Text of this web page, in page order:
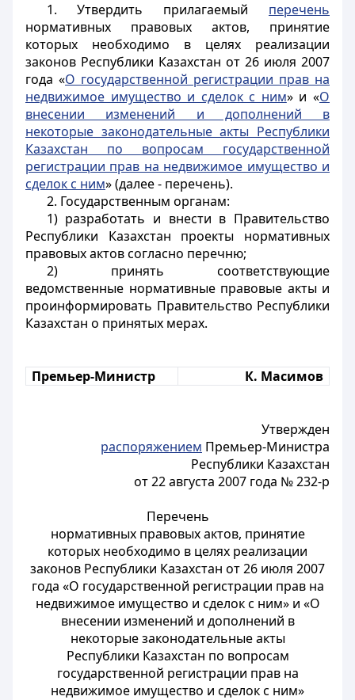
1. Утвердить прилагаемый перечень
нормативных правовых актов, принятие
которых необходимо в целях реализации
законов Республики Казахстан от 26 июля 2007
года «О государственной регистрации прав на
недвижимое имущество и сделок с ним» и «О
внесении изменений и дополнений в
некоторые законодательные акты Республики
Казахстан по вопросам государственной
регистрации прав на недвижимое имущество и
сделок с ним» (далее - перечень).
2. Государственным органам:
1) разработать и внести в Правительство
Республики Казахстан проекты нормативных
правовых актов согласно перечню;
2) принять соответствующие
ведомственные нормативные правовые акты и
проинформировать Правительство Республики
Казахстан о принятых мерах.
Премьер-Министр К. Масимов
Утвержден
распоряжением Премьер-Министра
Республики Казахстан
от 22 августа 2007 года № 232-р
Перечень
нормативных правовых актов, принятие
которых необходимо в целях реализации
законов Республики Казахстан от 26 июля 2007
года «О государственной регистрации прав на
недвижимое имущество и сделок с ним» и «О
внесении изменений и дополнений в
некоторые законодательные акты
Республики Казахстан по вопросам
государственной регистрации прав на
недвижимое имущество и сделок с ним»